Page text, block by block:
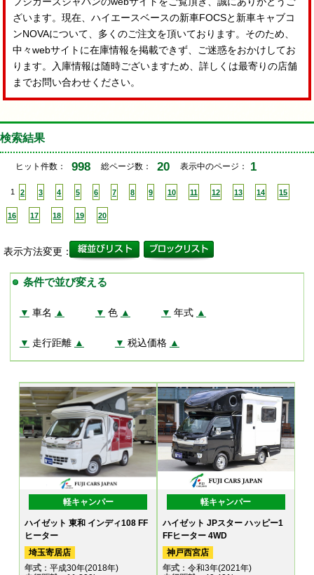
ざいます。現在、ハイエースベースの新車FOCSと新車キャブコ
ンNOVAについて、多くのご注文を頂いております。そのため、
中々webサイトに在庫情報を掲載できず、ご迷惑をおかけしてお
ります。入庫情報は随時ございますため、詳しくは最寄りの店舗
までお問い合わせください。
検索結果
ヒット件数： 998 総ページ数： 20 表示中のページ： 1
1 2 3 4 5 6 7 8 9 10 11 12 13 14 15
16 17 18 19 20
表示方法変更：
条件で並び変える
▼ 車名 ▲ ▼ 色 ▲ ▼ 年式 ▲
▼ 走行距離 ▲ ▼ 税込価格 ▲
軽キャンパー
ハイゼット 東和 インディ108 FF
ヒーター
埼玉寄居店
年式 ：平成30年(2018年)
軽キャンパー
ハイゼット JPスター ハッピー1
FFヒーター 4WD
神戸西宮店
年式：令和3年(2021年)